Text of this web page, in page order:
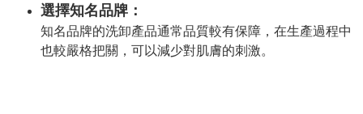
選擇知名品牌：
知名品牌的洗卸產品通常品質較有保障，在生產過程中
也較嚴格把關，可以減少對肌膚的刺激。